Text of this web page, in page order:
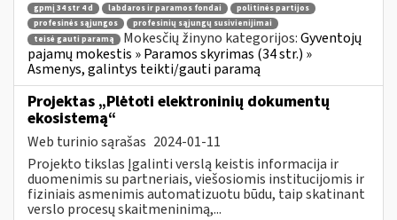
gpmį 34 str 4 d
labdaros ir paramos fondai
politinės partijos
profesinės sąjungos
profesinių sąjungų susivienijimai
teisė gauti paramą
Mokesčių žinyno kategorijos:Gyventojų
pajamų mokestis » Paramos skyrimas (34 str.) »
Asmenys, galintys teikti/gauti paramą
Projektas „Plėtoti elektroninių dokumentų
ekosistemą“
Web turinio sąrašas 2024-01-11
Projekto tikslas Įgalinti verslą keistis informacija ir
duomenimis su partneriais, viešosiomis institucijomis ir
fiziniais asmenimis automatizuotu būdu, taip skatinant
verslo procesų skaitmeninimą,...